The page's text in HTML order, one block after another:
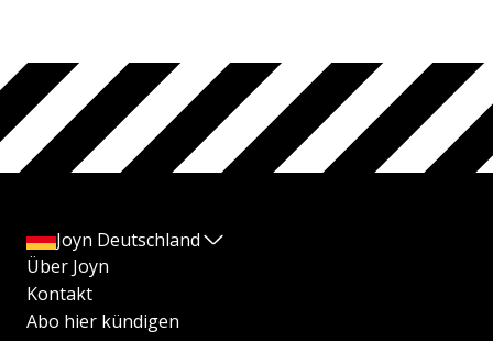
Joyn Deutschland
Über Joyn
Kontakt
Abo hier kündigen